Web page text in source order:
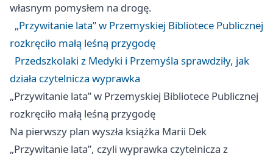
własnym pomysłem na drogę.
„Przywitanie lata” w Przemyskiej Bibliotece Publicznej
rozkręciło małą leśną przygodę
Przedszkolaki z Medyki i Przemyśla sprawdziły, jak
działa czytelnicza wyprawka
„Przywitanie lata” w Przemyskiej Bibliotece Publicznej
rozkręciło małą leśną przygodę
Na pierwszy plan wyszła książka Marii Dek
„Przywitanie lata”, czyli wyprawka czytelnicza z